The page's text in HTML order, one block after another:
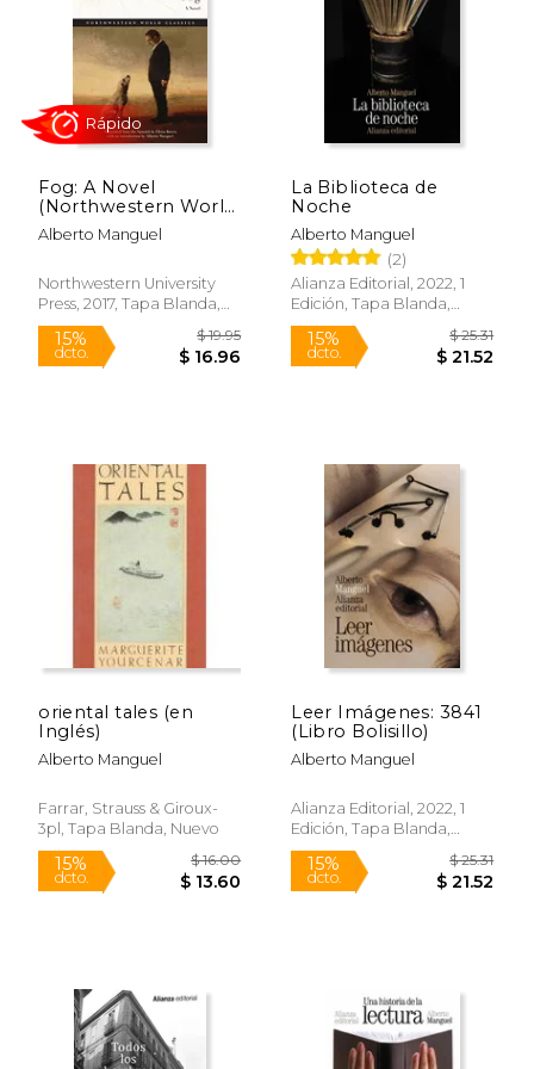
15% 15%
Fog: A Novel
(Northwestern World
Classics) (en Inglés)
Alberto Manguel
Northwestern University
Press, 2017, Tapa Blanda,
Nuevo
15%
Rápido
La Biblioteca de
Noche
Alberto Manguel
(2)
Alianza Editorial, 2022, 1
Edición, Tapa Blanda,
Nuevo
15%
oriental tales (en
Inglés)
Alberto Manguel
Farrar, Strauss & Giroux-
3pl, Tapa Blanda, Nuevo
Leer Imágenes: 3841
(Libro Bolisillo)
Alberto Manguel
Alianza Editorial, 2022, 1
Edición, Tapa Blanda,
Nuevo